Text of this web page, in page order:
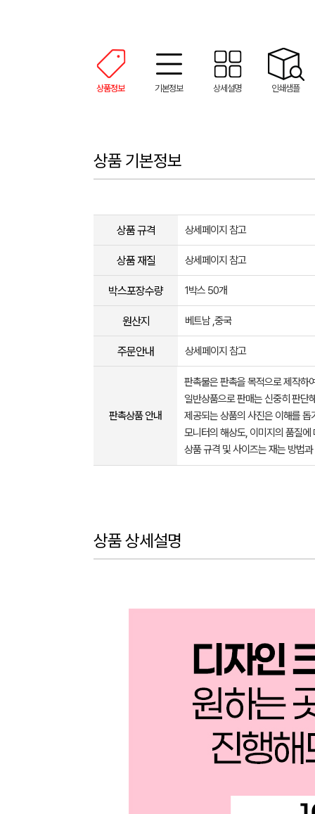
상품정보 기본정보 상세설명 인쇄샘플
상품 기본정보
상품 규격 상세페이지 참고
상품 재질 상세페이지 참고
박스포장수량 1박스 50개
원산지 베트남 ,중국
주문안내 상세페이지 참고
판촉상품 안내
판촉물은 판촉을 목적으로 제작하
일반상품으로 판매는 신중히 판단
제공되는 상품의 사진은 이해를
모니터의 해상도, 이미지의 품질
상품 규격 및 사이즈는 재는 방법
상품 상세설명